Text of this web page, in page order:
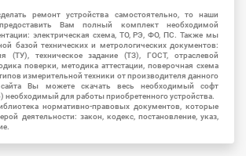
ремонт устройства самостоятельно, то наши
Вам полный комплект необходимой
электрическая схема, ТО, РЭ, ФО, ПС. Также мы
базой технических и метрологических документов:
(ТУ), техническое задание (ТЗ), ГОСТ, отраслевой
поверки, методика аттестации, поверочная схема
измерительной техники от производителя данного
Вы можете скачать весь необходимый софт
необходимый для работы приобретенного устройства.
нормативно-правовых документов, которые
деятельности: закон, кодекс, постановление, указ,